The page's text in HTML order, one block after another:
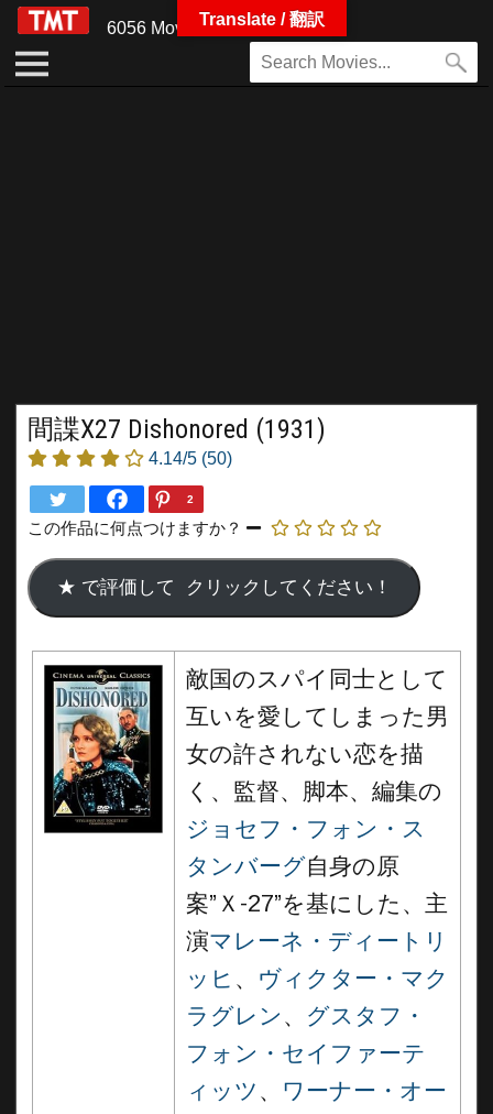
6056 Movies
間諜X27 Dishonored (1931)
4.14/5 (50)
2
この作品に何点つけますか？
敵国のスパイ同士として
互いを愛してしまった男
女の許されない恋を描
く、監督、脚本、編集の
ジョセフ・フォン・ス
タンバーグ自身の原
案”Ｘ-27”を基にした、主
演マレーネ・ディートリ
ッヒ 、 ヴィクター・マク
ラグレン 、 グスタフ・
フォン・セイファーテ
ィッツ 、 ワーナー・オー
Translate / 翻訳